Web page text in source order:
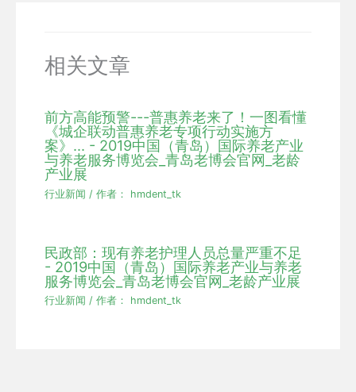
相关文章
前方高能预警---普惠养老来了！一图看懂
《城企联动普惠养老专项行动实施方
案》... - 2019中国（青岛）国际养老产业
与养老服务博览会_青岛老博会官网_老龄
产业展
行业新闻 / 作者： hmdent_tk
民政部：现有养老护理人员总量严重不足
- 2019中国（青岛）国际养老产业与养老
服务博览会_青岛老博会官网_老龄产业展
行业新闻 / 作者： hmdent_tk